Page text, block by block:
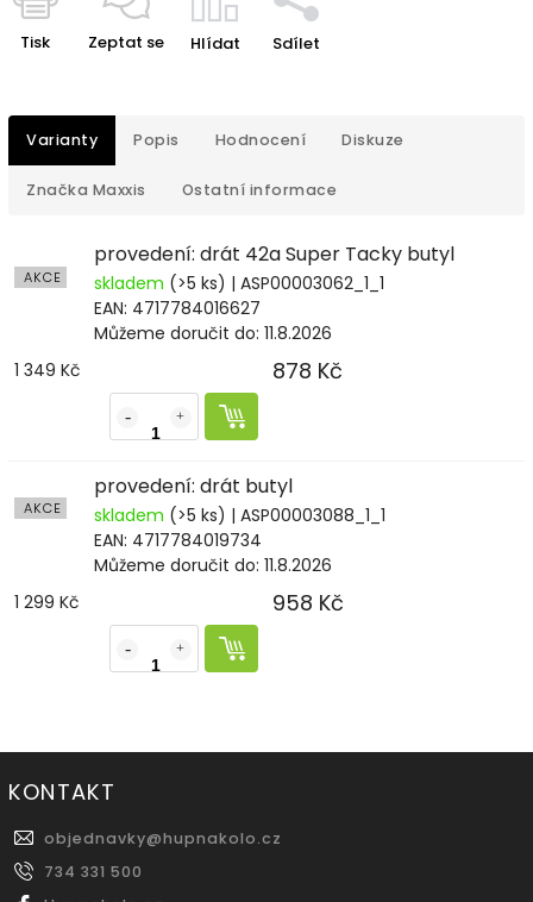
Tisk Zeptat se Hlídat Sdílet
Varianty Popis Hodnocení Diskuze
Značka Maxxis Ostatní informace
AKCE
provedení: drát 42a Super Tacky butyl
skladem (>5 ks) | ASP00003062_1_1
EAN: 4717784016627
Můžeme doručit do: 11.8.2026
1 349 Kč
878 Kč
AKCE
provedení: drát butyl
skladem (>5 ks) | ASP00003088_1_1
EAN: 4717784019734
Můžeme doručit do: 11.8.2026
1 299 Kč
958 Kč
KONTAKT
objednavky@hupnakolo.cz
734 331 500